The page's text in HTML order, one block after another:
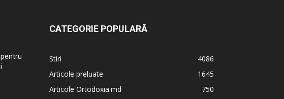
CATEGORIE POPULARĂ
Stiri
4086
Articole preluate
1645
Articole Ortodoxia.md
750